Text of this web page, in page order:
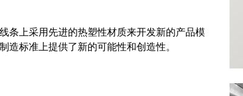
条上采用先进的热塑性材质来开发新的产品模
标准上提供了新的可能性和创造性。